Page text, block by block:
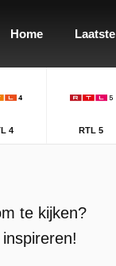
Home Laatste
4 RTL 5
te kijken?